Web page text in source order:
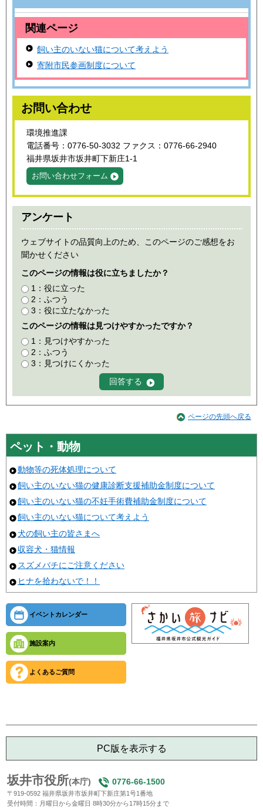
関連ページ
飼い主のいない猫について考えよう
寄附市民参画制度について
お問い合わせ
環境推進課
電話番号：0776-50-3032 ファクス：0776-66-2940
福井県坂井市坂井町下新庄1-1
お問い合わせフォーム
アンケート
ウェブサイトの品質向上のため、このページのご感想をお
聞かせください
このページの情報は役に立ちましたか？
1：役に立った
2：ふつう
3：役に立たなかった
このページの情報は見つけやすかったですか？
1：見つけやすかった
2：ふつう
3：見つけにくかった
ページの先頭へ戻る
ペット・動物
動物等の死体処理について
飼い主のいない猫の健康診断支援補助金制度について
飼い主のいない猫の不妊手術費補助金制度について
飼い主のいない猫について考えよう
犬の飼い主の皆さまへ
収容犬・猫情報
スズメバチにご注意ください
ヒナを拾わないで！！
イベントカレンダー
施設案内
よくあるご質問
PC版を表示する
坂井市役所(本庁) 0776-66-1500
〒919-0592 福井県坂井市坂井町下新庄第1号1番地
受付時間：月曜日から金曜日 8時30分から17時15分まで